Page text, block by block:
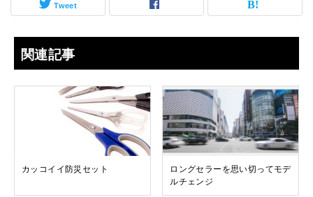
Tweet
関連記事
カッコイイ防災セット
ロングセラーを思い切ってモデ
ルチェンジ